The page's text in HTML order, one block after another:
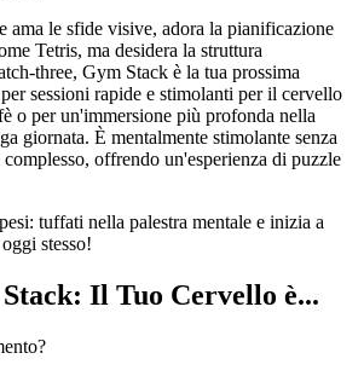
ama le sfide visive, adora la pianificazione
Tetris, ma desidera la struttura
three, Gym Stack è la tua prossima
sessioni rapide e stimolanti per il cervello
o per un'immersione più profonda nella
giornata. È mentalmente stimolante senza
complesso, offrendo un'esperienza di puzzle
tuffati nella palestra mentale e inizia a
stesso!
Il Tuo Cervello è...